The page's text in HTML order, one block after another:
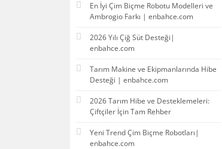
En İyi Çim Biçme Robotu Modelleri ve
Ambrogio Farkı | enbahce.com
2026 Yılı Çiğ Süt Desteği|
enbahce.com
Tarım Makine ve Ekipmanlarında Hibe
Desteği | enbahce.com
2026 Tarım Hibe ve Desteklemeleri:
Çiftçiler İçin Tam Rehber
Yeni Trend Çim Biçme Robotları|
enbahce.com